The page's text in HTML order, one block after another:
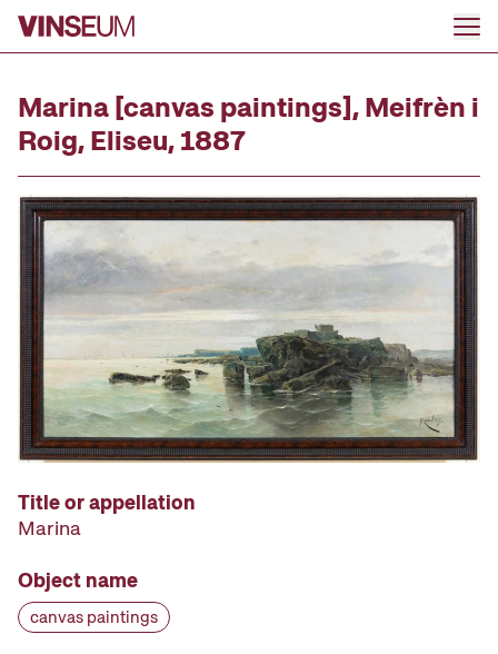
Go to content
Marina [canvas paintings], Meifrèn i
Roig, Eliseu, 1887
Title or appellation
Marina
Object name
canvas paintings